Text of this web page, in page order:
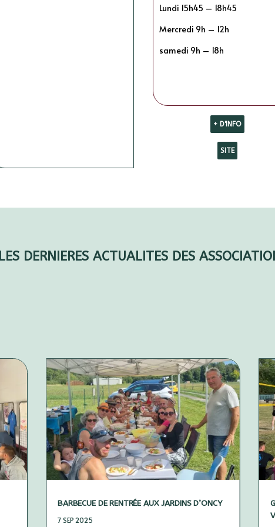
Lundi 15h45 – 18h45
Mercredi 9h – 12h
samedi 9h – 18h
+ D'INFO
SITE
LES DERNIERES ACTUALITES DES
BARBECUE DE RENTRÉE AUX JARDINS D’ONCY
7 SEP 2025